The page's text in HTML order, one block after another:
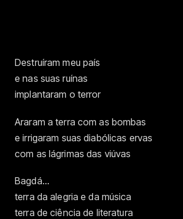
Destruíram meu país
e nas suas ruínas
implantaram o terror
Araram a terra com as bombas
e irrigaram suas diabólicas ervas
com as lágrimas das viúvas
Bagdá…
terra da alegria e da música
terra de ciência de literatura